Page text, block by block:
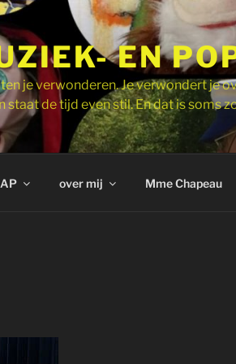
EN
je verwonderen. Je verwondert je
de tijd even stil. En dat is soms
over mij Mme Chapeau